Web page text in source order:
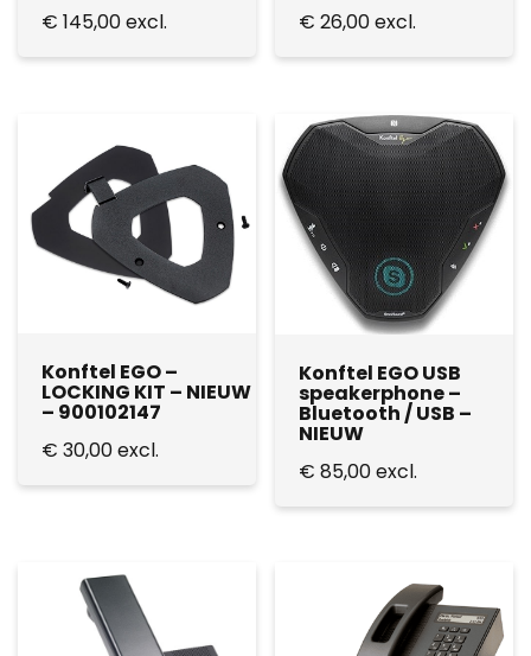
€ 145,00excl.
€ 26,00excl.
Konftel EGO –
LOCKING KIT – NIEUW
– 900102147
€ 30,00excl.
Konftel EGO USB
speakerphone –
Bluetooth / USB –
NIEUW
€ 85,00excl.